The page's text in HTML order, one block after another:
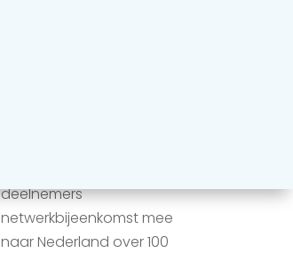
deelnemers
netwerkbijeenkomst mee
naar Nederland over 100